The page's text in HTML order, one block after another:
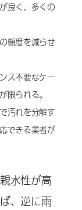
良く、多くの
頻度を減らせ
ス不要なケー
限られる。
汚れを分解す
できる業者が
水性が高
、逆に雨